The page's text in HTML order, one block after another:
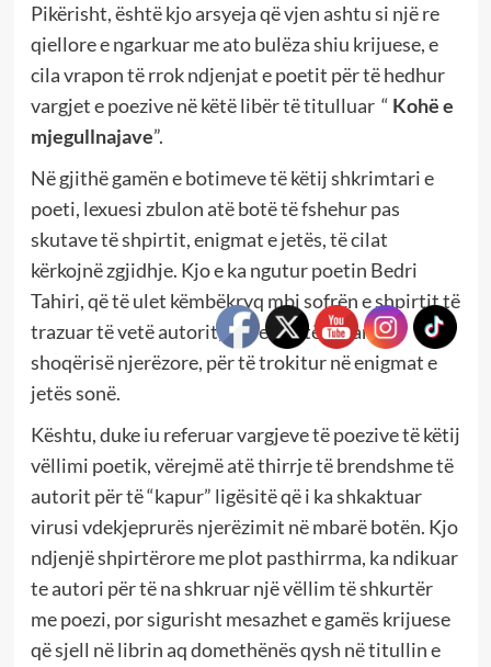
Pikërisht, është kjo arsyeja që vjen ashtu si një re
qiellore e ngarkuar me ato bulëza shiu krijuese, e
cila vrapon të rrok ndjenjat e poetit për të hedhur
vargjet e poezive në këtë libër të titulluar “ Kohë e
mjegullnajave”.
Në gjithë gamën e botimeve të këtij shkrimtari e
poeti, lexuesi zbulon atë botë të fshehur pas
skutave të shpirtit, enigmat e jetës, të cilat
kërkojnë zgjidhje. Kjo e ka ngutur poetin Bedri
Tahiri, që të ulet këmbëkryq mbi sofrën e shpirtit të
trazuar të vetë autorit, por edhe të mbarë
shoqërisë njerëzore, për të trokitur në enigmat e
jetës sonë.
Kështu, duke iu referuar vargjeve të poezive të këtij
vëllimi poetik, vërejmë atë thirrje të brendshme të
autorit për të “kapur” ligësitë që i ka shkaktuar
virusi vdekjeprurës njerëzimit në mbarë botën. Kjo
ndjenjë shpirtërore me plot pasthirrma, ka ndikuar
te autori për të na shkruar një vëllim të shkurtër
me poezi, por sigurisht mesazhet e gamës krijuese
që sjell në librin aq domethënës qysh në titullin e